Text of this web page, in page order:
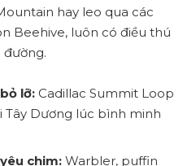
hay leo qua các
Beehive, luôn có điều thú
lỡ: Cadillac Summit Loop
Dương lúc bình minh
chim: Warbler, puffin